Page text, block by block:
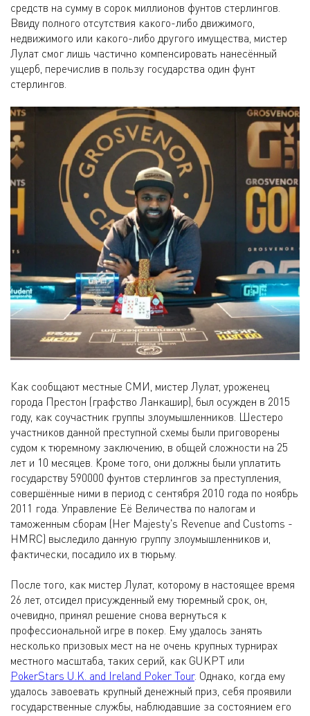
средств на сумму в сорок миллионов фунтов стерлингов.
Ввиду полного отсутствия какого-либо движимого,
недвижимого или какого-либо другого имущества, мистер
Лулат смог лишь частично компенсировать нанесённый
ущерб, перечислив в пользу государства один фунт
стерлингов.
Как сообщают местные СМИ, мистер Лулат, уроженец
города Престон (графство Ланкашир), был осужден в 2015
году, как соучастник группы злоумышленников. Шестеро
участников данной преступной схемы были приговорены
судом к тюремному заключению, в общей сложности на 25
лет и 10 месяцев. Кроме того, они должны были уплатить
государству 590000 фунтов стерлингов за преступления,
совершённые ними в период с сентября 2010 года по ноябрь
2011 года. Управление Её Величества по налогам и
таможенным сборам (Her Majesty's Revenue and Customs -
HMRC) выследило данную группу злоумышленников и,
фактически, посадило их в тюрьму.
После того, как мистер Лулат, которому в настоящее время
26 лет, отсидел присужденный ему тюремный срок, он,
очевидно, принял решение снова вернуться к
профессиональной игре в покер. Ему удалось занять
несколько призовых мест на не очень крупных турнирах
местного масштаба, таких серий, как GUKPT или
PokerStars U.K. and Ireland Poker Tour. Однако, когда ему
удалось завоевать крупный денежный приз, себя проявили
государственные службы, наблюдавшие за состоянием его